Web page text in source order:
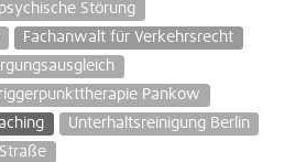
psychische Störung
Fachanwalt für Verkehrsrecht
Triggerpunkttherapie Pankow
Unterhaltsreinigung Berlin